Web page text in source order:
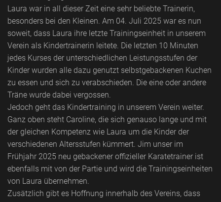
Laura war in all dieser Zeit eine sehr beliebte Trainerin,
besonders bei den Kleinen. Am 04. Juli 2025 war es nun
soweit, dass Laura ihre letzte Trainingseinheit in unserem
Verein als Kindertrainerin leitete. Die letzten 10 Minuten
jedes Kurses der unterschiedlichen Leistungsstufen der
Kinder wurden alle dazu genutzt selbstgebackenen Kuchen
zu essen und sich zu verabschieden. Die eine oder andere
Träne wurde dabei vergossen.
Jedoch geht das Kindertraining in unserem Verein weiter.
Ganz oben steht Caroline, die sich genauso lange und mit
der gleichen Kompetenz wie Laura um die Kinder der
verschiedenen Altersstufen kümmert. Jim unser im
Frühjahr 2025 neu gebackener offizieller Karatetrainer ist
ebenfalls mit von der Partie und wird die Trainingseinheiten
von Laura übernehmen.
Zusätzlich gibt es Hoffnung innerhalb des Vereins, dass